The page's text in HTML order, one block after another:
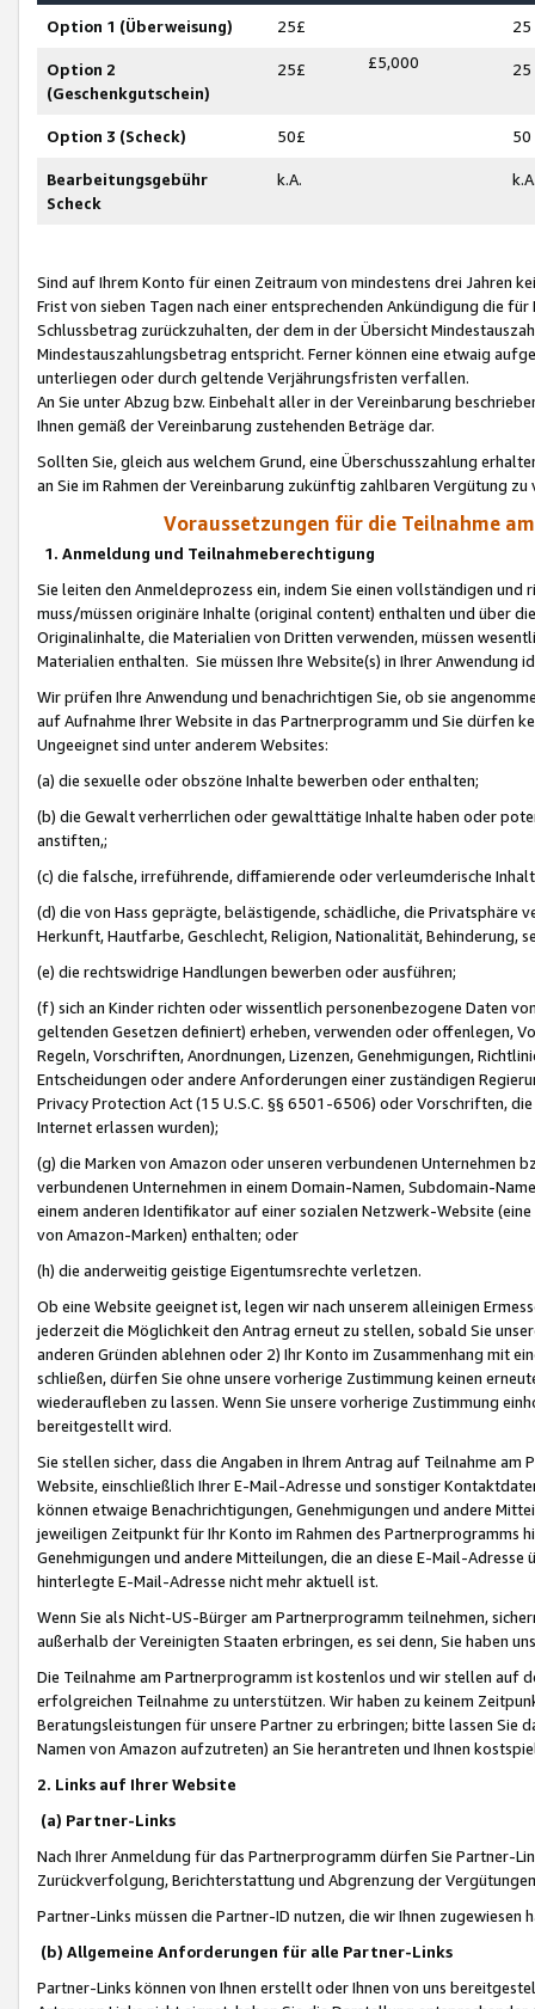
Option 1 (Überweisung) 25£ 25
Option 2
(Geschenkgutschein)
25£ £5,000 25
Option 3 (Scheck) 50£ 50
Bearbeitungsgebühr
Scheck
k.A.
Sind auf Ihrem Konto für einen Zeitraum von mindestens drei Jahren
Frist von sieben Tagen nach einer entsprechenden Ankündigung die
Schlussbetrag zurückzuhalten, der dem in der Übersicht
Mindestauszahlungsbetrag entspricht. Ferner können eine etwaig
unterliegen oder durch geltende Verjährungsfristen verfallen.
An Sie unter Abzug bzw. Einbehalt aller in der Vereinbarung
Ihnen gemäß der Vereinbarung zustehenden Beträge dar.
Sollten Sie, gleich aus welchem Grund, eine Überschusszahlung
an Sie im Rahmen der Vereinbarung zukünftig zahlbaren Vergütung zu
Voraussetzungen für die Teilnahme
1. Anmeldung und Teilnahmeberechtigung
Sie leiten den Anmeldeprozess ein, indem Sie einen vollständigen
muss/müssen originäre Inhalte (original content) enthalten und über
Originalinhalte, die Materialien von Dritten verwenden, müssen
Materialien enthalten. Sie müssen Ihre Website(s) in Ihrer Anwendung
Wir prüfen Ihre Anwendung und benachrichtigen Sie, ob sie
auf Aufnahme Ihrer Website in das Partnerprogramm und Sie dürfen
Ungeeignet sind unter anderem Websites:
(a) die sexuelle oder obszöne Inhalte bewerben oder enthalten;
(b) die Gewalt verherrlichen oder gewalttätige Inhalte haben oder
anstiften,;
(c) die falsche, irreführende, diffamierende oder verleumderische
(d) die von Hass geprägte, belästigende, schädliche, die Privatsphäre
Herkunft, Hautfarbe, Geschlecht, Religion, Nationalität, Behinderung,
(e) die rechtswidrige Handlungen bewerben oder ausführen;
(f) sich an Kinder richten oder wissentlich personenbezogene Daten
geltenden Gesetzen definiert) erheben, verwenden oder offenlegen,
Regeln, Vorschriften, Anordnungen, Lizenzen, Genehmigungen,
Entscheidungen oder andere Anforderungen einer zuständigen
Privacy Protection Act (15 U.S.C. §§ 6501-6506) oder Vorschriften,
Internet erlassen wurden);
(g) die Marken von Amazon oder unseren verbundenen Unternehmen
verbundenen Unternehmen in einem Domain-Namen, Subdomain-
einem anderen Identifikator auf einer sozialen Netzwerk-Website
von Amazon-Marken) enthalten; oder
(h) die anderweitig geistige Eigentumsrechte verletzen.
Ob eine Website geeignet ist, legen wir nach unserem alleinigen
jederzeit die Möglichkeit den Antrag erneut zu stellen, sobald Sie
anderen Gründen ablehnen oder 2) Ihr Konto im Zusammenhang mit
schließen, dürfen Sie ohne unsere vorherige Zustimmung keinen
wiederaufleben zu lassen. Wenn Sie unsere vorherige Zustimmung
bereitgestellt wird.
Sie stellen sicher, dass die Angaben in Ihrem Antrag auf Teilnahme
Website, einschließlich Ihrer E-Mail-Adresse und sonstiger
können etwaige Benachrichtigungen, Genehmigungen und andere
jeweiligen Zeitpunkt für Ihr Konto im Rahmen des Partnerprogramms
Genehmigungen und andere Mitteilungen, die an diese E-Mail-
hinterlegte E-Mail-Adresse nicht mehr aktuell ist.
Wenn Sie als Nicht-US-Bürger am Partnerprogramm teilnehmen,
außerhalb der Vereinigten Staaten erbringen, es sei denn, Sie haben
Die Teilnahme am Partnerprogramm ist kostenlos und wir stellen auf
erfolgreichen Teilnahme zu unterstützen. Wir haben zu keinem
Beratungsleistungen für unsere Partner zu erbringen; bitte lassen Sie
Namen von Amazon aufzutreten) an Sie herantreten und Ihnen
2. Links auf Ihrer Website
(a) Partner-Links
Nach Ihrer Anmeldung für das Partnerprogramm dürfen Sie Partner-
Zurückverfolgung, Berichterstattung und Abgrenzung der
Partner-Links müssen die Partner-ID nutzen, die wir Ihnen zugewiesen
(b) Allgemeine Anforderungen für alle Partner-Links
Partner-Links können von Ihnen erstellt oder Ihnen von uns